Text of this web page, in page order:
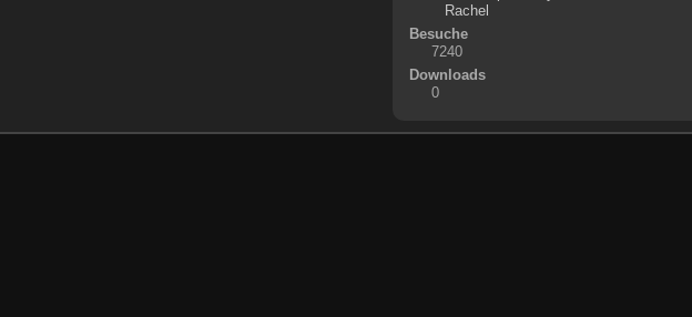
Rachel
Besuche
7240
Downloads
0